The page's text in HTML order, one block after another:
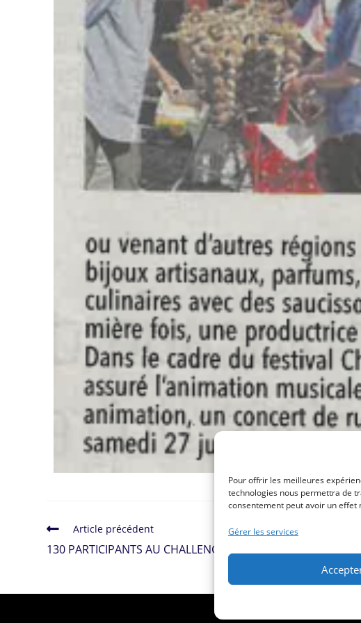
Pour offrir les meilleures
technologies nous permettra de
consentement peut avoir un
Gérer les services
Article précédent
130 PARTICIPANTS AU CHALLENGE NAUTIQUE